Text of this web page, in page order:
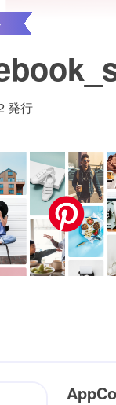
発行